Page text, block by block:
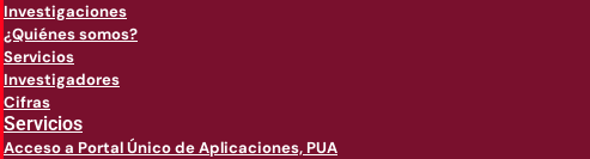
Investigaciones
¿Quiénes somos?
Servicios
Investigadores
Cifras
Servicios
Acceso a Portal Único de Aplicaciones, PUA